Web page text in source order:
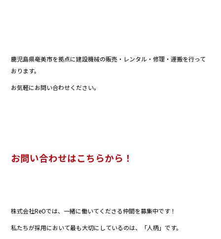
鹿児島県奄美市を拠点に建設機械の販売・レンタル・修理・運搬を行って
おります。
お気軽にお問い合わせください。
お問い合わせはこちらから！
株式会社ReOでは、一緒に働いてくださる仲間を募集中です！
私たちが採用において最も大切にしているのは、「人柄」です。